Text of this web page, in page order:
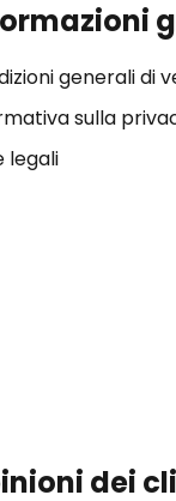
generali di
sulla
legali
dei